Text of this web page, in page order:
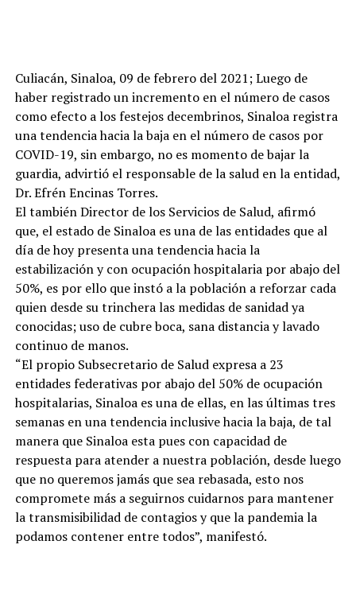
Culiacán, Sinaloa, 09 de febrero del 2021; Luego de
haber registrado un incremento en el número de casos
como efecto a los festejos decembrinos, Sinaloa registra
una tendencia hacia la baja en el número de casos por
COVID-19, sin embargo, no es momento de bajar la
guardia, advirtió el responsable de la salud en la entidad,
Dr. Efrén Encinas Torres.
El también Director de los Servicios de Salud, afirmó
que, el estado de Sinaloa es una de las entidades que al
día de hoy presenta una tendencia hacia la
estabilización y con ocupación hospitalaria por abajo del
50%, es por ello que instó a la población a reforzar cada
quien desde su trinchera las medidas de sanidad ya
conocidas; uso de cubre boca, sana distancia y lavado
continuo de manos.
“El propio Subsecretario de Salud expresa a 23
entidades federativas por abajo del 50% de ocupación
hospitalarias, Sinaloa es una de ellas, en las últimas tres
semanas en una tendencia inclusive hacia la baja, de tal
manera que Sinaloa esta pues con capacidad de
respuesta para atender a nuestra población, desde luego
que no queremos jamás que sea rebasada, esto nos
compromete más a seguirnos cuidarnos para mantener
la transmisibilidad de contagios y que la pandemia la
podamos contener entre todos”, manifestó.